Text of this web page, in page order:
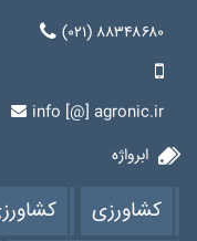
(۰۲۱) ۸۸۳۴۸۶۸۰
info [@] agronic.ir
ابرواژه
کشاورزی